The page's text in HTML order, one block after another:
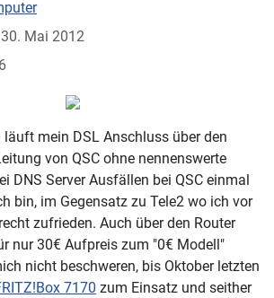
Mai 2012
mein DSL Anschluss über den
von QSC ohne nennenswerte
DNS Server Ausfällen bei QSC einmal
bin, im Gegensatz zu Tele2 wo ich vor
zufrieden. Auch über den Router
nur 30€ Aufpreis zum "0€ Modell"
nicht beschweren, bis Oktober letzten
7170 zum Einsatz und seither